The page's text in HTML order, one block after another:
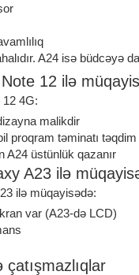
A24 isə büdcəyə
12 ilə
4G:
malikdir
proqram təminatı
A24 üstünlük qazanır
A23 ilə
ilə müqayisədə:
var (A23-də LCD)